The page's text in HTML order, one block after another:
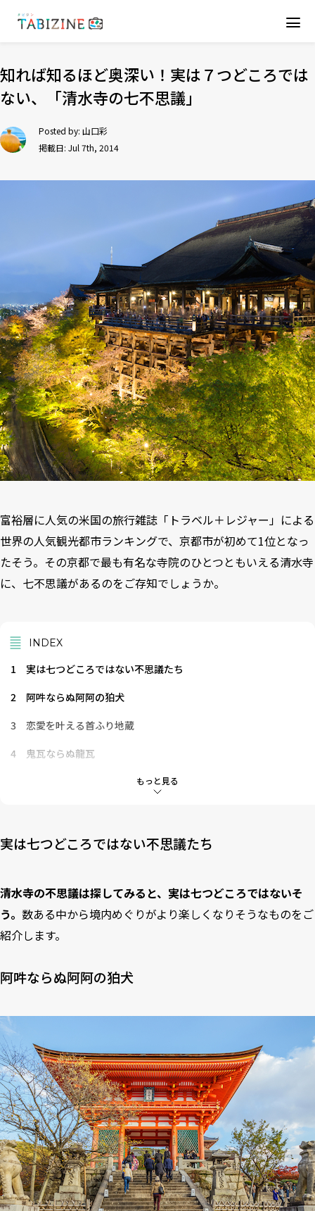
知れば知るほど奥深い！実は７つどころでは
ない、「清水寺の七不思議」
Posted by: 山口彩
掲載日: Jul 7th, 2014
富裕層に人気の米国の旅行雑誌「 トラベル＋レジャー」による
世界の人気観光都市ランキングで、京都市が初めて1位となっ
たそう。その京都で最も有名な寺院のひとつともいえる清水寺
に、七不思議があるのをご存知でしょうか。
もっと見る
INDEX
1
実は七つどころではない不思議たち
2
阿吽ならぬ阿阿の狛犬
3
恋愛を叶える首ふり地蔵
4
鬼瓦ならぬ龍瓦
7
隠れフクロウの手水鉢
実は七つどころではない不思議たち
清水寺の不思議は探してみると、実は七つどころではないそ
う。 数ある中から境内めぐりがより楽しくなりそうなものをご
紹介します。
阿吽ならぬ阿阿の狛犬